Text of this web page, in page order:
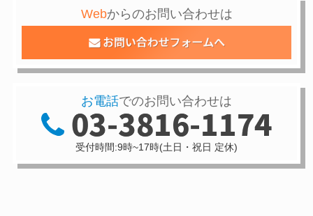
お電話でのお問い合わせは
受付時間:9時~17時(土日・祝日 定休)
Webからのお問い合わせは